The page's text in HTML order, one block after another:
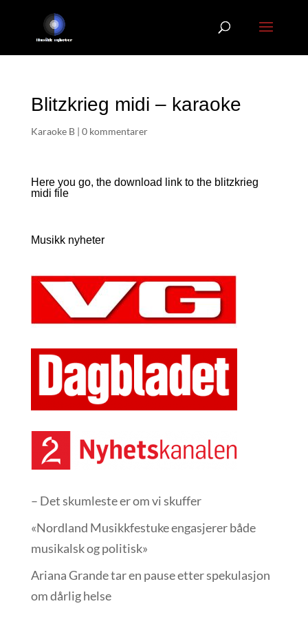
Blitzkrieg midi – karaoke
Karaoke B| 0 kommentarer
Here you go, the download link to the blitzkrieg
midi file
Musikk nyheter
– Det skumleste er om vi skuffer
«Nordland Musikkfest­uke engasjerer både
musikalsk og politisk»
Ariana Grande tar en pause etter spekulasjon
om dårlig helse